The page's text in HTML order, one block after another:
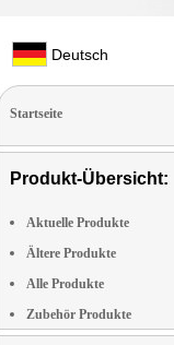
Deutsch
Startseite
Produkt-Übersicht:
Aktuelle Produkte
Ältere Produkte
Alle Produkte
Zubehör Produkte